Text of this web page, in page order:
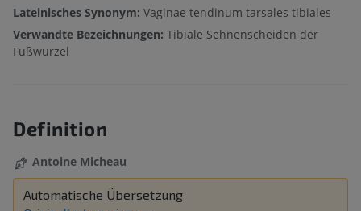
Lateinisches Synonym: Vaginae tendinum tarsales tibiales
Verwandte Bezeichnungen: Tibiale Sehnenscheiden der
Fußwurzel
Definition
Antoine Micheau
Automatische Übersetzung